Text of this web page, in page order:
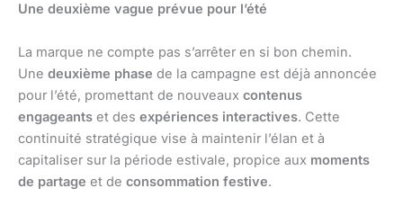
Une deuxième vague prévue pour l’été
La marque ne compte pas s’arrêter en si bon chemin.
Une deuxième phase de la campagne est déjà annoncée
pour l’été, promettant de nouveaux contenus
engageants et des expériences interactives. Cette
continuité stratégique vise à maintenir l’élan et à
capitaliser sur la période estivale, propice aux moments
de partage et de consommation festive.